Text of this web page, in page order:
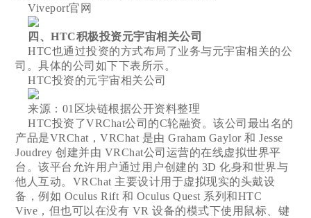
Viveport官网
四、HTC积极投资元宇宙相关公司
HTC也通过投资的方式布局了业务与元宇宙相关的公
司。具体的公司如下下表所示。
HTC投资的元宇宙相关公司
来源：01区块链根据公开资料整理
HTC投资了VRChat公司的C轮融资。该公司最出名的
产品是VRChat，VRChat 是由 Graham Gaylor 和 Jesse
Joudrey 创建并由 VRChat公司运营的在线虚拟世界平
台。该平台允许用户通过用户创建的 3D 化身和世界与
他人互动。VRChat 主要设计用于虚拟现实的头戴设
备，例如 Oculus Rift 和 Oculus Quest 系列和HTC
Vive，但也可以在没有 VR 设备的模式下使用鼠标、键